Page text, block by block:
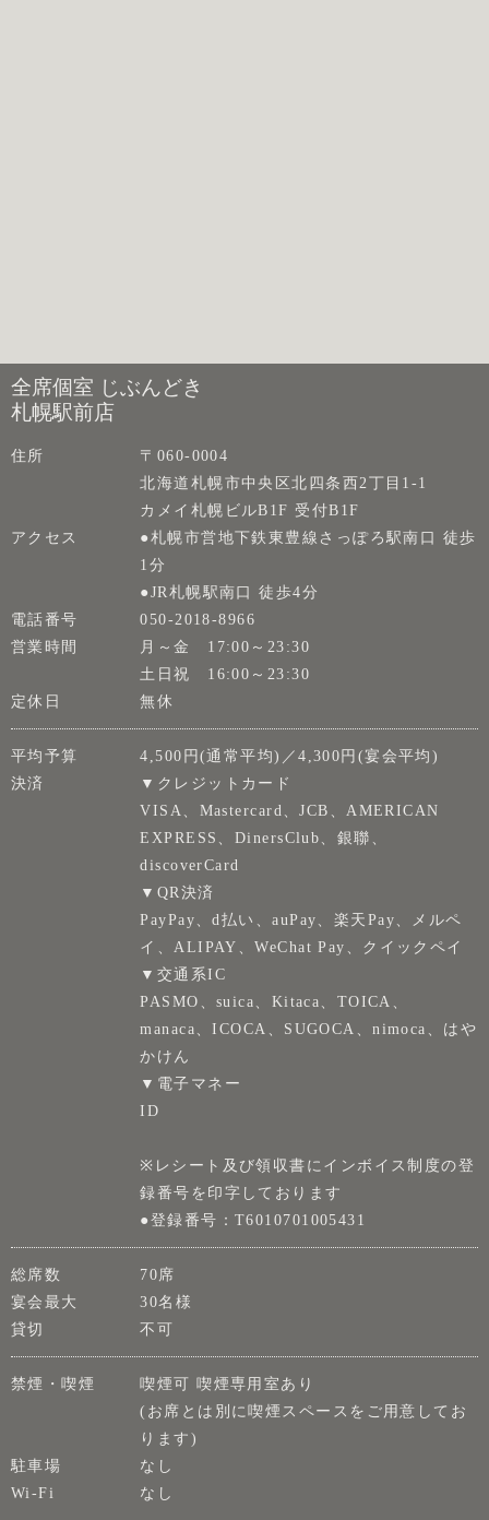
全席個室 じぶんどき
札幌駅前店
住所
〒060-0004
北海道札幌市中央区北四条西2丁目1-1
カメイ札幌ビルB1F 受付B1F
アクセス
●札幌市営地下鉄東豊線さっぽろ駅南口 徒歩
1分
●JR札幌駅南口 徒歩4分
電話番号
050-2018-8966
営業時間
月～金 17:00～23:30
土日祝 16:00～23:30
定休日
無休
平均予算
4,500円(通常平均)／4,300円(宴会平均)
決済
▼クレジットカード
VISA、Mastercard、JCB、AMERICAN
EXPRESS、DinersClub、銀聯、
discoverCard
▼QR決済
PayPay、d払い、auPay、楽天Pay、メルペ
イ、ALIPAY、WeChat Pay、クイックペイ
▼交通系IC
PASMO、suica、Kitaca、TOICA、
manaca、ICOCA、SUGOCA、nimoca、はや
かけん
▼電子マネー
ID
※レシート及び領収書にインボイス制度の登
録番号を印字しております
●登録番号：T6010701005431
総席数
70席
宴会最大
30名様
貸切
不可
禁煙・喫煙
喫煙可 喫煙専用室あり
(お席とは別に喫煙スペースをご用意してお
ります)
駐車場
なし
Wi-Fi
なし